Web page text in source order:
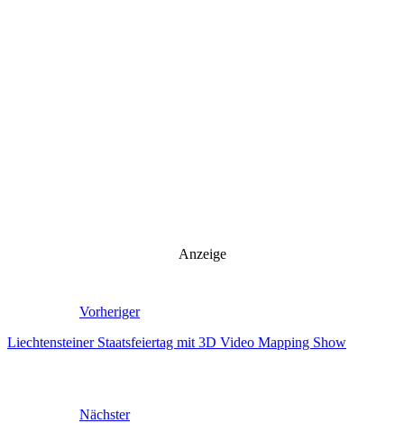
Anzeige
Vorheriger
Liechtensteiner Staatsfeiertag mit 3D Video Mapping Show
Nächster